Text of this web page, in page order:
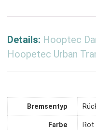
Details: Hooptec
Hoopetec Urban
Bremsentyp
Farbe ‎Rot